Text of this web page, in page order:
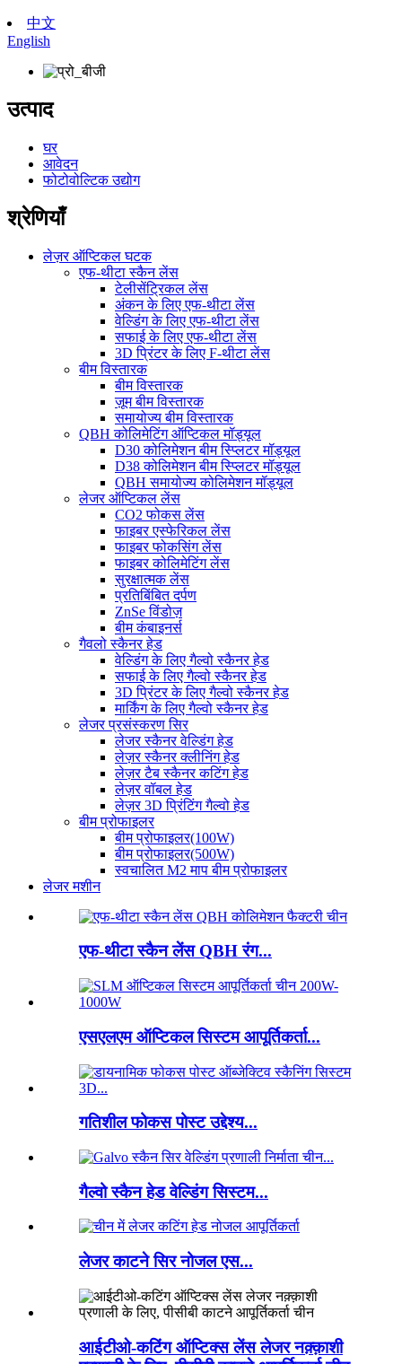
中文
English
उत्पाद
घर
आवेदन
फोटोवोल्टिक उद्योग
श्रेणियाँ
लेज़र ऑप्टिकल घटक
एफ-थीटा स्कैन लेंस
टेलीसेंट्रिकल लेंस
अंकन के लिए एफ-थीटा लेंस
वेल्डिंग के लिए एफ-थीटा लेंस
सफाई के लिए एफ-थीटा लेंस
3D प्रिंटर के लिए F-थीटा लेंस
बीम विस्तारक
बीम विस्तारक
ज़ूम बीम विस्तारक
समायोज्य बीम विस्तारक
QBH कोलिमेटिंग ऑप्टिकल मॉड्यूल
D30 कोलिमेशन बीम स्प्लिटर मॉड्यूल
D38 कोलिमेशन बीम स्प्लिटर मॉड्यूल
QBH समायोज्य कोलिमेशन मॉड्यूल
लेजर ऑप्टिकल लेंस
CO2 फोकस लेंस
फाइबर एस्फेरिकल लेंस
फाइबर फोकसिंग लेंस
फाइबर कोलिमेटिंग लेंस
सुरक्षात्मक लेंस
प्रतिबिंबित दर्पण
ZnSe विंडोज़
बीम कंबाइनर्स
गैवलो स्कैनर हेड
वेल्डिंग के लिए गैल्वो स्कैनर हेड
सफाई के लिए गैल्वो स्कैनर हेड
3D प्रिंटर के लिए गैल्वो स्कैनर हेड
मार्किंग के लिए गैल्वो स्कैनर हेड
लेजर प्रसंस्करण सिर
लेजर स्कैनर वेल्डिंग हेड
लेज़र स्कैनर क्लीनिंग हेड
लेज़र टैब स्कैनर कटिंग हेड
लेज़र वॉबल हेड
लेज़र 3D प्रिंटिंग गैल्वो हेड
बीम प्रोफाइलर
बीम प्रोफाइलर(100W)
बीम प्रोफाइलर(500W)
स्वचालित M2 माप बीम प्रोफाइलर
लेजर मशीन
एफ-थीटा स्कैन लेंस QBH रंग...
एसएलएम ऑप्टिकल सिस्टम आपूर्तिकर्ता...
गतिशील फोकस पोस्ट उद्देश्य...
गैल्वो स्कैन हेड वेल्डिंग सिस्टम...
लेजर काटने सिर नोजल एस...
आईटीओ-कटिंग ऑप्टिक्स लेंस लेजर नक़्क़ाशी